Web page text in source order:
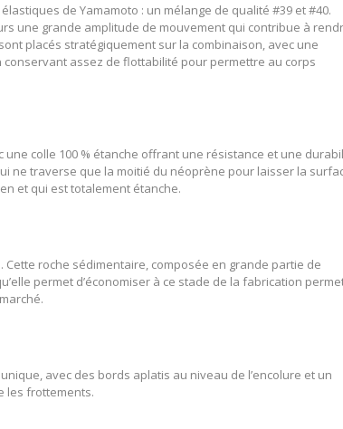
de Yamamoto : un mélange de qualité #39 et #40.
une grande amplitude de mouvement qui contribue à
placés stratégiquement sur la combinaison, avec une
assez de flottabilité pour permettre au corps
colle 100 % étanche offrant une résistance et une
ne traverse que la moitié du néoprène pour laisser la
et qui est totalement étanche.
roche sédimentaire, composée en grande partie de
permet d’économiser à ce stade de la fabrication
avec des bords aplatis au niveau de l’encolure et un
les frottements.